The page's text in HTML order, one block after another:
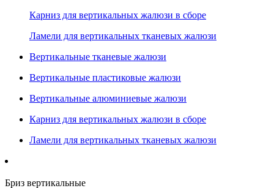
Карниз для вертикальных жалюзи в сборе
Ламели для вертикальных тканевых жалюзи
Вертикальные тканевые жалюзи
Вертикальные пластиковые жалюзи
Вертикальные алюминиевые жалюзи
Карниз для вертикальных жалюзи в сборе
Ламели для вертикальных тканевых жалюзи
Бриз вертикальные